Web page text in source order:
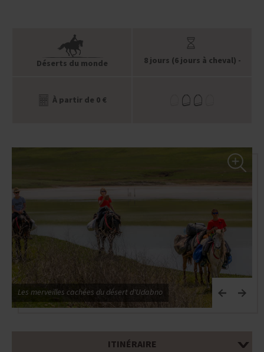
Déserts du monde 8 jours (6 jours à cheval) -
À partir de 0 €
Les merveilles cachées du désert d'Udabno
ITINÉRAIRE